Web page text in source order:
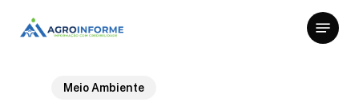
Menu
Meio Ambiente